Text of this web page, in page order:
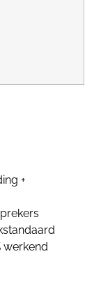
+
werkend